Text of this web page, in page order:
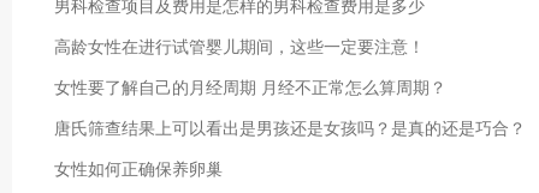
男科检查项目及费用是怎样的男科检查费用是多少
高龄女性在进行试管婴儿期间，这些一定要注意！
女性要了解自己的月经周期 月经不正常怎么算周期？
唐氏筛查结果上可以看出是男孩还是女孩吗？是真的还是巧合？
女性如何正确保养卵巢